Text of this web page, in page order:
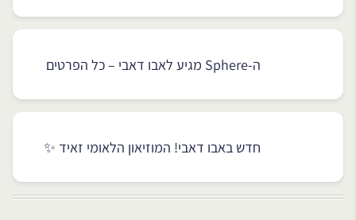
ה-Sphere מגיע לאבו דאבי – כל הפרטים
חדש באבו דאבי! המוזיאון הלאומי זאיד ✨